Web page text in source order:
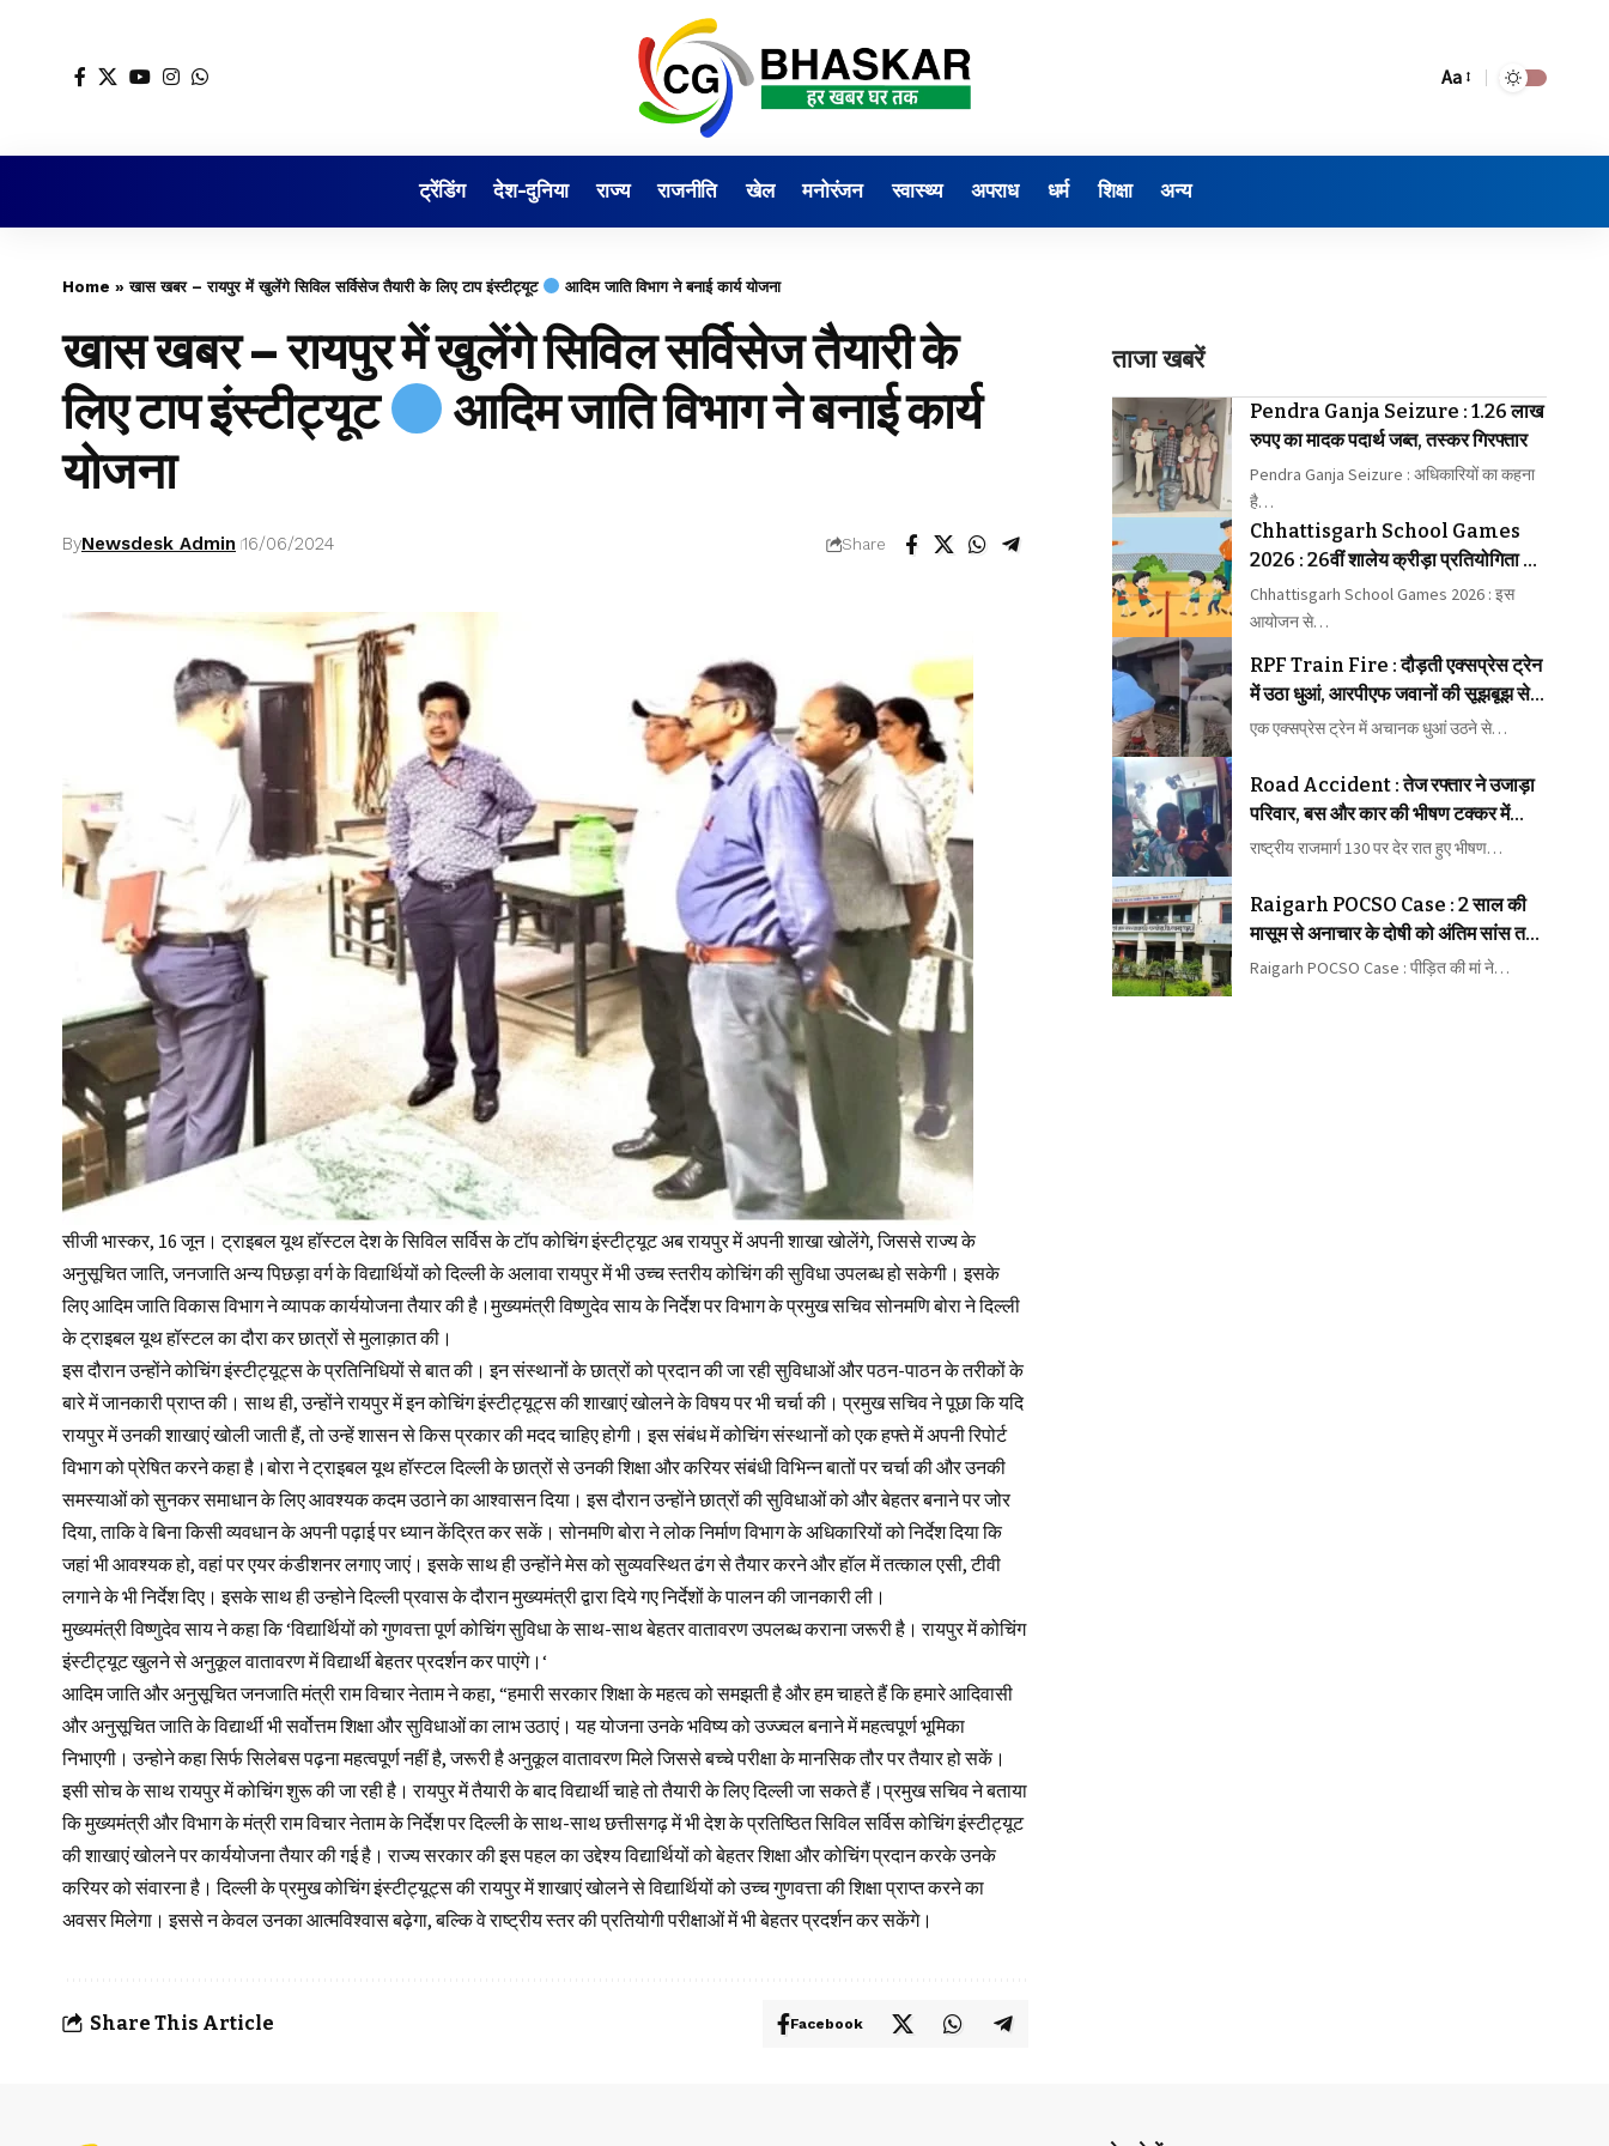
Aa
ट्रेंडिंग देश-दुनिया राज्य राजनीति खेल मनोरंजन स्वास्थ्य अपराध धर्म शिक्षा अन्य
Home »खास खबर – रायपुर में खुलेंगे सिविल सर्विसेज तैयारी के लिए टाप इंस्टीट्यूट आदिम जाति विभाग ने बनाई कार्य योजना
खास खबर – रायपुर में खुलेंगे सिविल सर्विसेज तैयारी के
लिए टाप इंस्टीट्यूट
आदिम जाति विभाग ने बनाई कार्य
योजना
ByNewsdesk Admin 16/06/2024 Share
सीजी भास्कर, 16 जून। ट्राइबल यूथ हॉस्टल देश के सिविल सर्विस के टॉप कोचिंग इंस्टीट्यूट अब रायपुर में अपनी शाखा खोलेंगे, जिससे राज्य के
अनुसूचित जाति, जनजाति अन्य पिछड़ा वर्ग के विद्यार्थियों को दिल्ली के अलावा रायपुर में भी उच्च स्तरीय कोचिंग की सुविधा उपलब्ध हो सकेगी। इसके
लिए आदिम जाति विकास विभाग ने व्यापक कार्ययोजना तैयार की है।मुख्यमंत्री विष्णुदेव साय के निर्देश पर विभाग के प्रमुख सचिव सोनमणि बोरा ने दिल्ली
के ट्राइबल यूथ हॉस्टल का दौरा कर छात्रों से मुलाक़ात की।
इस दौरान उन्होंने कोचिंग इंस्टीट्यूट्स के प्रतिनिधियों से बात की। इन संस्थानों के छात्रों को प्रदान की जा रही सुविधाओं और पठन-पाठन के तरीकों के
बारे में जानकारी प्राप्त की। साथ ही, उन्होंने रायपुर में इन कोचिंग इंस्टीट्यूट्स की शाखाएं खोलने के विषय पर भी चर्चा की। प्रमुख सचिव ने पूछा कि यदि
रायपुर में उनकी शाखाएं खोली जाती हैं, तो उन्हें शासन से किस प्रकार की मदद चाहिए होगी। इस संबंध में कोचिंग संस्थानों को एक हफ्ते में अपनी रिपोर्ट
विभाग को प्रेषित करने कहा है।बोरा ने ट्राइबल यूथ हॉस्टल दिल्ली के छात्रों से उनकी शिक्षा और करियर संबंधी विभिन्न बातों पर चर्चा की और उनकी
समस्याओं को सुनकर समाधान के लिए आवश्यक कदम उठाने का आश्वासन दिया। इस दौरान उन्होंने छात्रों की सुविधाओं को और बेहतर बनाने पर जोर
दिया, ताकि वे बिना किसी व्यवधान के अपनी पढ़ाई पर ध्यान केंद्रित कर सकें। सोनमणि बोरा ने लोक निर्माण विभाग के अधिकारियों को निर्देश दिया कि
जहां भी आवश्यक हो, वहां पर एयर कंडीशनर लगाए जाएं। इसके साथ ही उन्होंने मेस को सुव्यवस्थित ढंग से तैयार करने और हॉल में तत्काल एसी, टीवी
लगाने के भी निर्देश दिए। इसके साथ ही उन्होने दिल्ली प्रवास के दौरान मुख्यमंत्री द्वारा दिये गए निर्देशों के पालन की जानकारी ली।
मुख्यमंत्री विष्णुदेव साय ने कहा कि ‘विद्यार्थियों को गुणवत्ता पूर्ण कोचिंग सुविधा के साथ-साथ बेहतर वातावरण उपलब्ध कराना जरूरी है। रायपुर में कोचिंग
इंस्टीट्यूट खुलने से अनुकूल वातावरण में विद्यार्थी बेहतर प्रदर्शन कर पाएंगे।‘
आदिम जाति और अनुसूचित जनजाति मंत्री राम विचार नेताम ने कहा, “हमारी सरकार शिक्षा के महत्व को समझती है और हम चाहते हैं कि हमारे आदिवासी
और अनुसूचित जाति के विद्यार्थी भी सर्वोत्तम शिक्षा और सुविधाओं का लाभ उठाएं। यह योजना उनके भविष्य को उज्ज्वल बनाने में महत्वपूर्ण भूमिका
निभाएगी। उन्होने कहा सिर्फ सिलेबस पढ़ना महत्वपूर्ण नहीं है, जरूरी है अनुकूल वातावरण मिले जिससे बच्चे परीक्षा के मानसिक तौर पर तैयार हो सकें।
इसी सोच के साथ रायपुर में कोचिंग शुरू की जा रही है। रायपुर में तैयारी के बाद विद्यार्थी चाहे तो तैयारी के लिए दिल्ली जा सकते हैं।प्रमुख सचिव ने बताया
कि मुख्यमंत्री और विभाग के मंत्री राम विचार नेताम के निर्देश पर दिल्ली के साथ-साथ छत्तीसगढ़ में भी देश के प्रतिष्ठित सिविल सर्विस कोचिंग इंस्टीट्यूट
की शाखाएं खोलने पर कार्ययोजना तैयार की गई है। राज्य सरकार की इस पहल का उद्देश्य विद्यार्थियों को बेहतर शिक्षा और कोचिंग प्रदान करके उनके
करियर को संवारना है। दिल्ली के प्रमुख कोचिंग इंस्टीट्यूट्स की रायपुर में शाखाएं खोलने से विद्यार्थियों को उच्च गुणवत्ता की शिक्षा प्राप्त करने का
अवसर मिलेगा। इससे न केवल उनका आत्मविश्वास बढ़ेगा, बल्कि वे राष्ट्रीय स्तर की प्रतियोगी परीक्षाओं में भी बेहतर प्रदर्शन कर सकेंगे।
Share This Article Facebook
ताजा खबरें
Pendra Ganja Seizure : 1.26 लाख
रुपए का मादक पदार्थ जब्त, तस्कर गिरफ्तार
Pendra Ganja Seizure : अधिकारियों का कहना
है…
Chhattisgarh School Games
2026 : 26वीं शालेय क्रीड़ा प्रतियोगिता की
मेजबानी करेगा जीपीएम
Chhattisgarh School Games 2026 : इस
आयोजन से…
RPF Train Fire : दौड़ती एक्सप्रेस ट्रेन
में उठा धुआं, आरपीएफ जवानों की सूझबूझ से
टला बड़ा रेल हादसा
एक एक्सप्रेस ट्रेन में अचानक धुआं उठने से…
Road Accident : तेज रफ्तार ने उजाड़ा
परिवार, बस और कार की भीषण टक्कर में
महिला की मौत, कई घायल
राष्ट्रीय राजमार्ग 130 पर देर रात हुए भीषण…
Raigarh POCSO Case : 2 साल की
मासूम से अनाचार के दोषी को अंतिम सांस तक
कारावास
Raigarh POCSO Case : पीड़ित की मां ने…